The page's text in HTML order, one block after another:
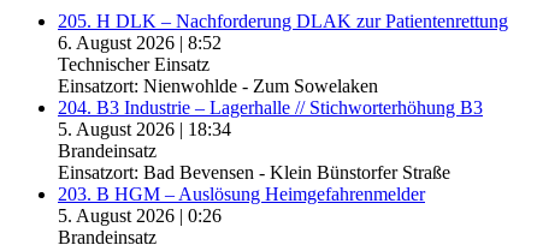
205. H DLK – Nachforderung DLAK zur Patientenrettung
6. August 2026 | 8:52
Technischer Einsatz
Einsatzort: Nienwohlde - Zum Sowelaken
204. B3 Industrie – Lagerhalle // Stichworterhöhung B3
5. August 2026 | 18:34
Brandeinsatz
Einsatzort: Bad Bevensen - Klein Bünstorfer Straße
203. B HGM – Auslösung Heimgefahrenmelder
5. August 2026 | 0:26
Brandeinsatz